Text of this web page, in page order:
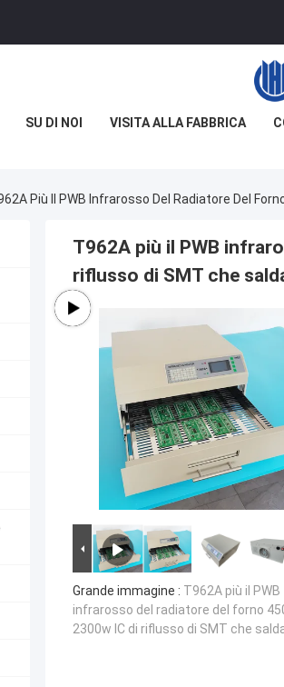
SU DI NOI VISITA ALLA FABBRICA
Più Il PWB Infrarosso Del Radiatore Del
T962A più il PWB
riflusso di SMT che
Grande immagine : T962A più il PWB
infrarosso del radiatore del forno
2300w IC di riflusso di SMT che